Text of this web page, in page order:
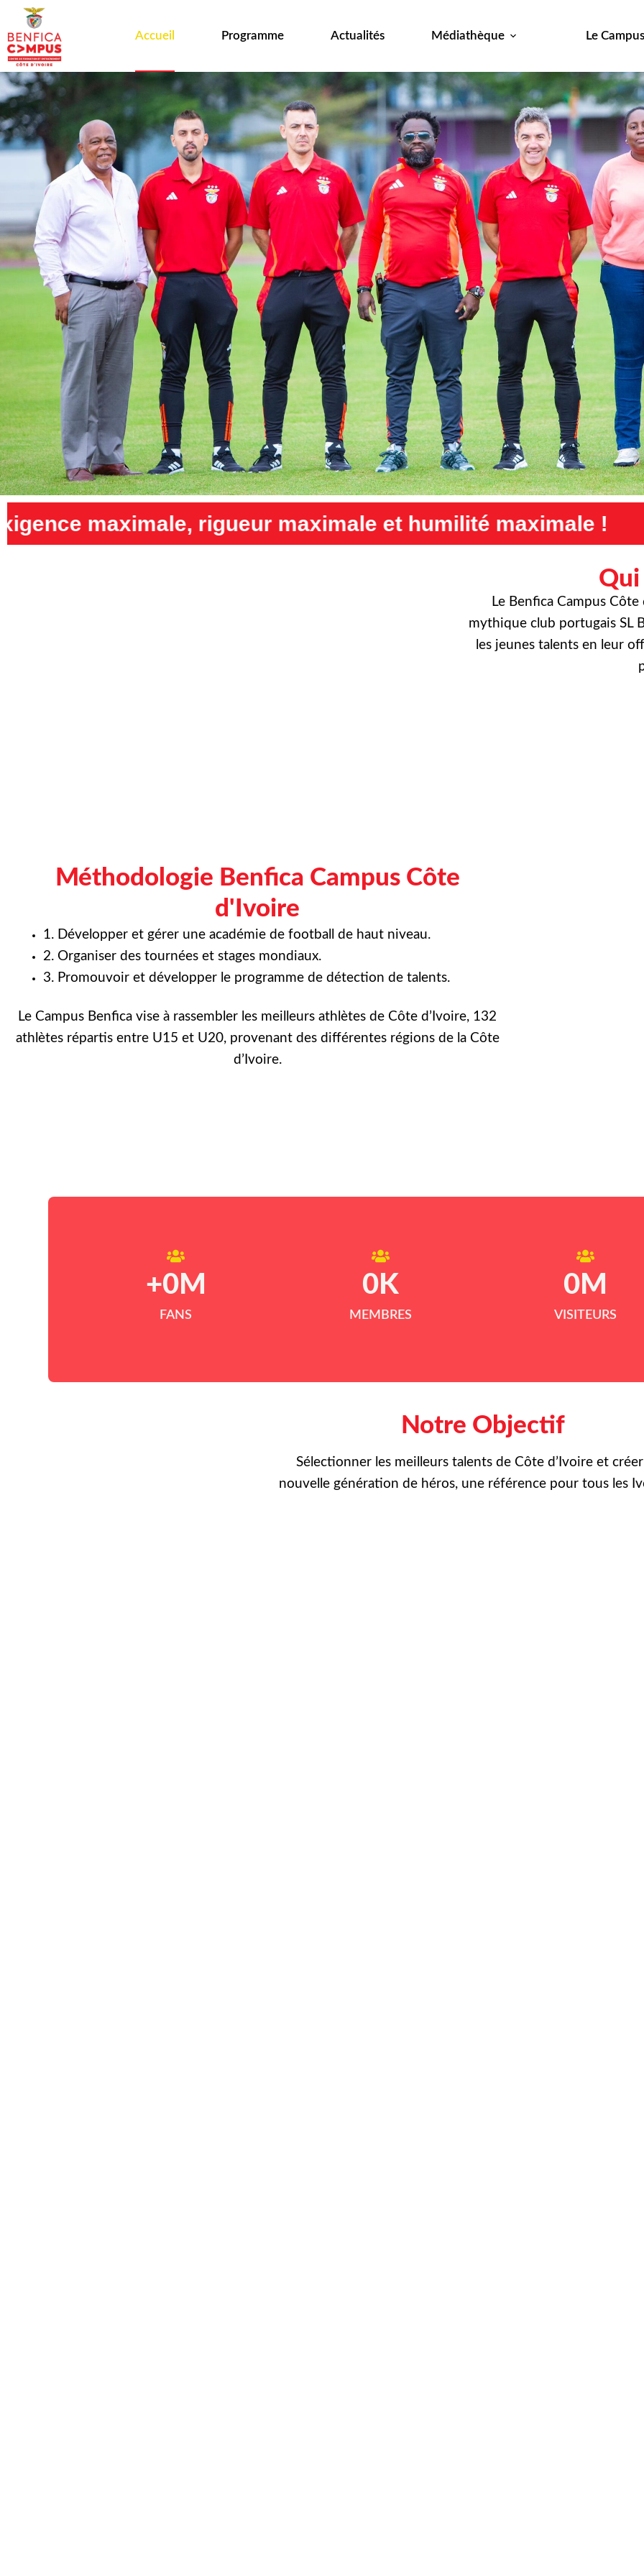
Accueil Programme Actualités Médiathèque Le Campus
rigueur maximale et humilité maximale ! Exigence
Qui
Le Benfica Campus
mythique club portugais SL
les jeunes talents en leur
Méthodologie Benfica Campus Côte
d'Ivoire
1. Développer et gérer une académie de football de haut niveau.
2. Organiser des tournées et stages mondiaux.
3. Promouvoir et développer le programme de détection de talents.
Le Campus Benfica vise à rassembler les meilleurs athlètes de Côte d’Ivoire, 132
athlètes répartis entre U15 et U20, provenant des différentes régions de la Côte
d’Ivoire.
FANS
+0M
MEMBRES
0 K
VISITEURS
0M
Notre Objectif
Sélectionner les meilleurs talents de Côte d’Ivoire et
nouvelle génération de héros, une référence pour tous les